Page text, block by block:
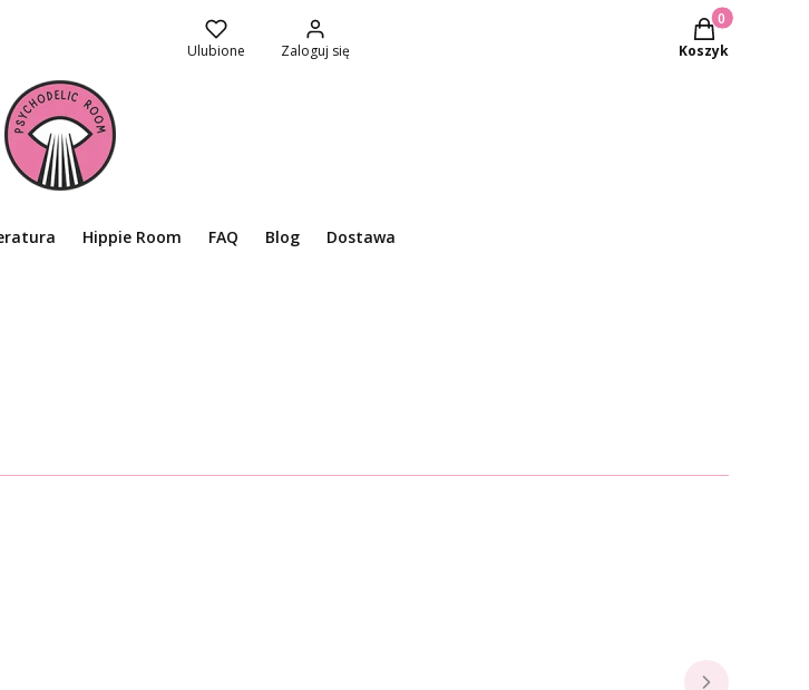
Ulubione
Zaloguj się
Produkty w
Koszyk
Hippie Room FAQ Blog Dostawa